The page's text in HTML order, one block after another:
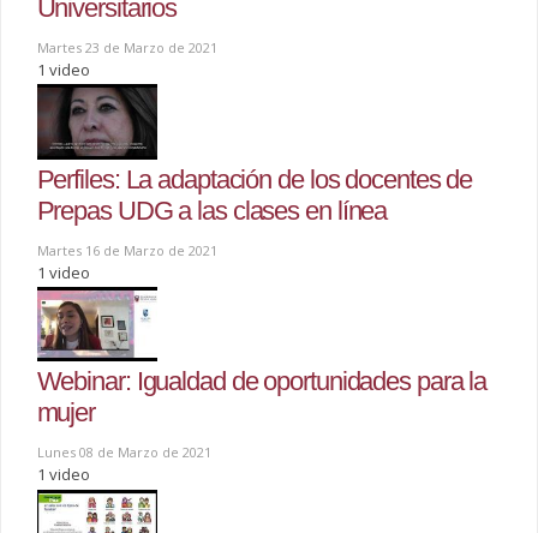
Universitarios
Martes 23 de Marzo de 2021
1 video
Perfiles: La adaptación de los docentes de
Prepas UDG a las clases en línea
Martes 16 de Marzo de 2021
1 video
Webinar: Igualdad de oportunidades para la
mujer
Lunes 08 de Marzo de 2021
1 video